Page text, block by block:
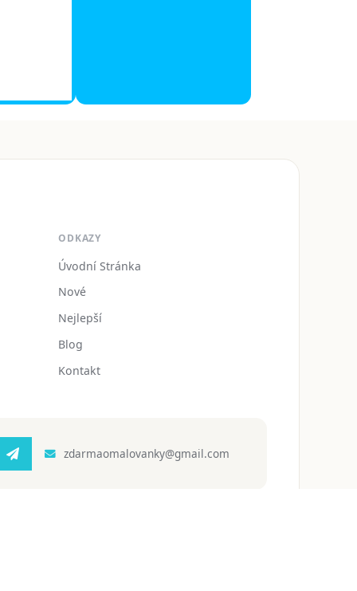
ODKAZY
Úvodní Stránka
Nové
Nejlepší
Blog
Kontakt
zdarmaomalovanky@gmail.com